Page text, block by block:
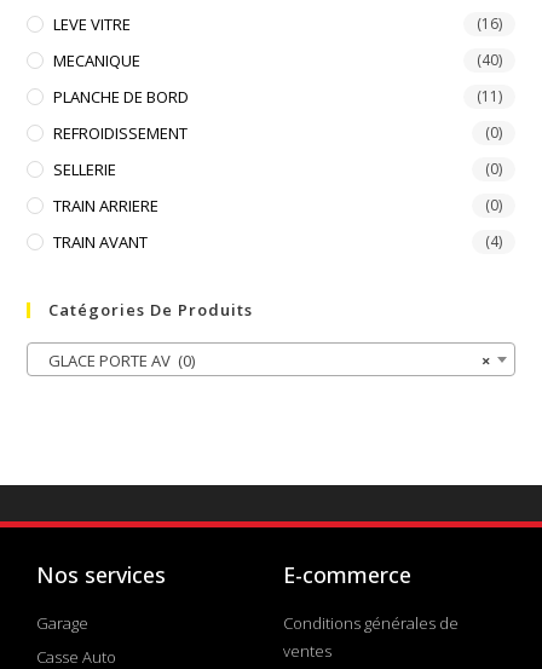
LEVE VITRE (16)
MECANIQUE (40)
PLANCHE DE BORD (11)
REFROIDISSEMENT (0)
SELLERIE (0)
TRAIN ARRIERE (0)
TRAIN AVANT (4)
Catégories De Produits
×
GLACE PORTE AV (0)
Nos services
Garage
Casse Auto
E-commerce
Conditions générales de
ventes